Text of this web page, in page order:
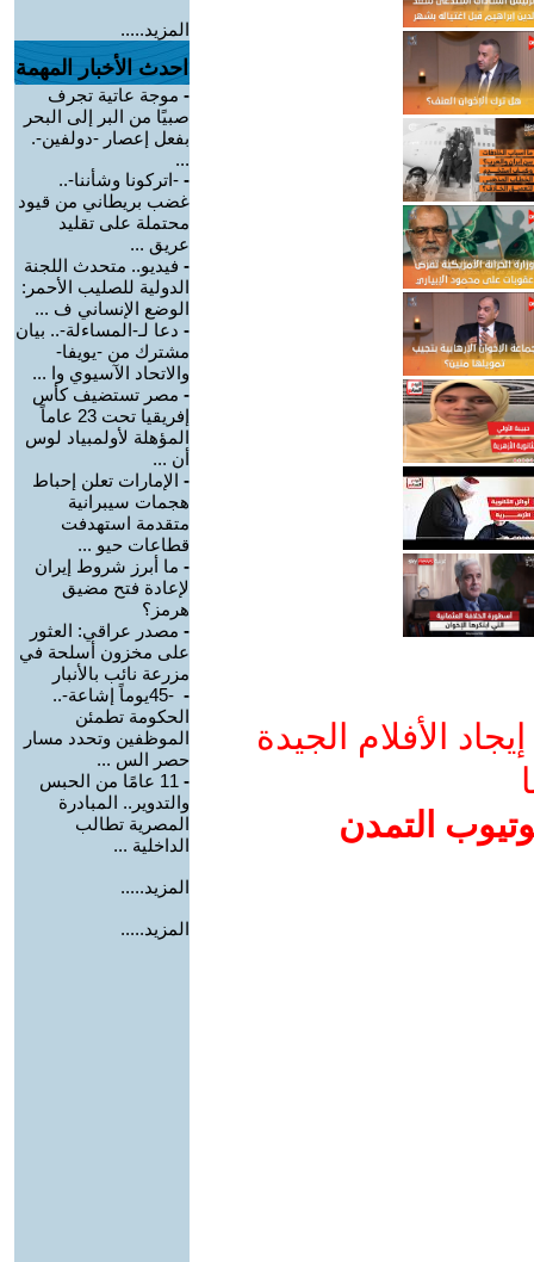
الأفلام الجيدة
التمدن
المزيد.....
احدث الأخبار المهمة
- موجة عاتية تجرف
صبيًا من البر إلى البحر
بفعل إعصار -دولفين-.
...
- -اتركونا وشأننا-..
غضب بريطاني من قيود
محتملة على تقليد
عريق ...
- فيديو.. متحدث اللجنة
الدولية للصليب الأحمر:
الوضع الإنساني ف ...
- دعا لـ-المساءلة-.. بيان
مشترك من -يويفا-
والاتحاد الآسيوي وا ...
- مصر تستضيف كأس
إفريقيا تحت 23 عاماً
المؤهلة لأولمبياد لوس
أن ...
- الإمارات تعلن إحباط
هجمات سيبرانية
متقدمة استهدفت
قطاعات حيو ...
- ما أبرز شروط إيران
لإعادة فتح مضيق
هرمز؟
- مصدر عراقي: العثور
على مخزون أسلحة في
مزرعة نائب بالأنبار
-
-45يوماً إشاعة-..
الحكومة تطمئن
الموظفين وتحدد مسار
حصر الس ...
-
11 عامًا من الحبس
والتدوير.. المبادرة
المصرية تطالب
الداخلية ...
المزيد.....
المزيد.....